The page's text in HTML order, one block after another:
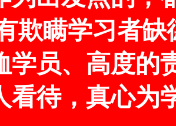
欺瞒学习者
学员、高度的
看待，真心为